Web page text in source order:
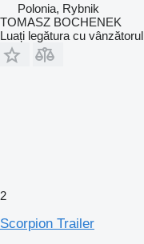
Polonia, Rybnik
TOMASZ BOCHENEK
Luați legătura cu vânzătorul
2
Scorpion Trailer